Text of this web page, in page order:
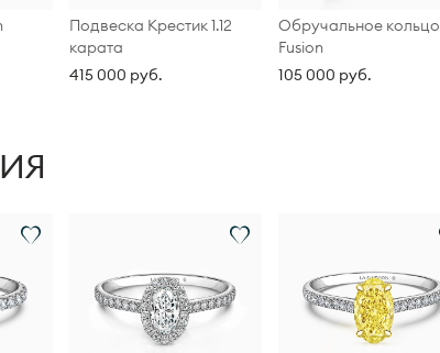
Подвеска Крестик 1.12
карата
415 000 руб.
Обручальное кольцо
Fusion
105 000 руб.